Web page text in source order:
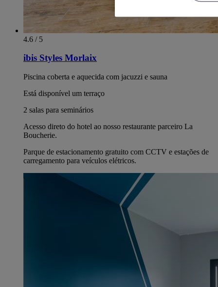
4.6 / 5
ibis Styles Morlaix
Piscina coberta e aquecida com jacuzzi e sauna
Está disponível um terraço
2 salas para seminários
Acesso direto do hotel ao nosso restaurante parceiro La
Boucherie.
Parque de estacionamento gratuito com CCTV e estações de
carregamento para veículos elétricos.